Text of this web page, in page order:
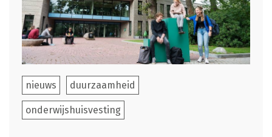
nieuws duurzaamheid
onderwijshuisvesting